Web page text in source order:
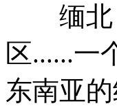
缅北，
区......一
东南亚的